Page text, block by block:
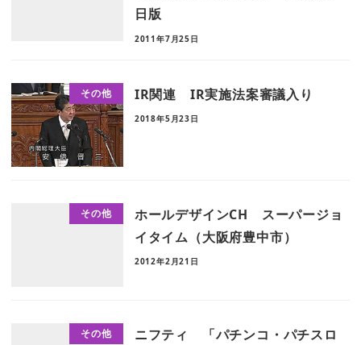
日版
2011年7月25日
その他 IR関連 IR実施法案審議入り
2018年5月23日
その他
ホールデザインCH スーパージョ
イタイム（大阪府豊中市）
2012年2月21日
その他
ニフティ 「パチンコ・パチスロ